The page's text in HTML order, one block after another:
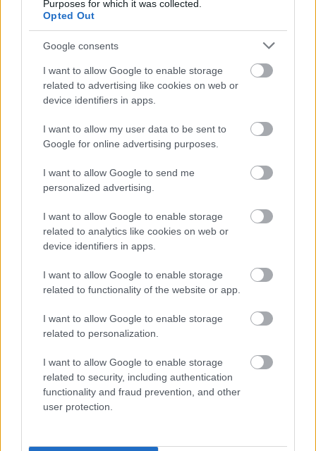
Purposes for which it was collected.
Opted Out
Google consents
I want to allow Google to enable storage
related to advertising like cookies on web or
device identifiers in apps.
I want to allow my user data to be sent to
Google for online advertising purposes.
I want to allow Google to send me
personalized advertising.
I want to allow Google to enable storage
related to analytics like cookies on web or
device identifiers in apps.
I want to allow Google to enable storage
related to functionality of the website or app.
I want to allow Google to enable storage
related to personalization.
I want to allow Google to enable storage
related to security, including authentication
functionality and fraud prevention, and other
user protection.
επιχειρήσεις
τολμήσουμε τα «καθαρά χωράφια» και
μεταρρύθμιση της γης στην Ελλάδα
BEST OFINTERNET